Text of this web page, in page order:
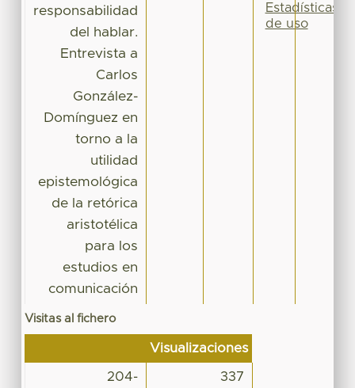
responsabilidad
del hablar.
Entrevista a
Carlos
González-
Domínguez en
torno a la
utilidad
epistemológica
de la retórica
aristotélica
para los
estudios en
comunicación
Visitas al fichero
Visualizaciones
204-
337
Estadísticas
de uso